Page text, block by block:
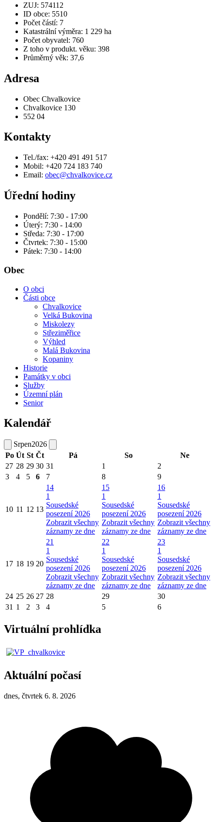
ZUJ: 574112
ID obce: 5510
Počet částí: 7
Katastrální výměra: 1 229 ha
Počet obyvatel: 760
Z toho v produkt. věku: 398
Průměrný věk: 37,6
Adresa
Obec Chvalkovice
Chvalkovice 130
552 04
Kontakty
Tel./fax: +420 491 491 517
Mobil: +420 724 183 740
Email: obec@chvalkovice.cz
Úřední hodiny
Pondělí: 7:30 - 17:00
Úterý: 7:30 - 14:00
Středa: 7:30 - 17:00
Čtvrtek: 7:30 - 15:00
Pátek: 7:30 - 14:00
Obec
O obci
Části obce
Chvalkovice
Velká Bukovina
Miskolezy
Střeziměřice
Výhled
Malá Bukovina
Kopaniny
Historie
Památky v obci
Služby
Územní plán
Senior
Kalendář
Srpen2026
Po Út St Čt Pá So
Ne
27 28 29 30 31 1
2
3
4 5 6 7 8 9
10 11 12 13
14
1
Sousedské
posezení 2026
Zobrazit všechny
záznamy ze dne
15
1
Sousedské
posezení 2026
Zobrazit všechny
záznamy ze dne
16
1
Sousedské
posezení 2026
Zobrazit všechny
záznamy ze dne
17 18 19 20
21
1
Sousedské
posezení 2026
Zobrazit všechny
záznamy ze dne
22
1
Sousedské
posezení 2026
Zobrazit všechny
záznamy ze dne
23
1
Sousedské
posezení 2026
Zobrazit všechny
záznamy ze dne
24 25 26 27 28 29
30
31 1 2 3 4 5 6
Virtuální prohlídka
Aktuální počasí
dnes, čtvrtek 6. 8. 2026